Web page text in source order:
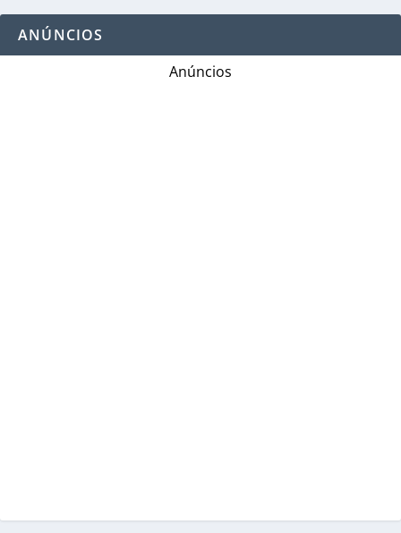
ANÚNCIOS
Anúncios